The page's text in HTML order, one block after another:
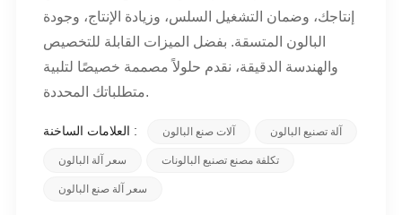
إنتاجك، وضمان التشغيل السلس، وزيادة الإنتاج، وجودة
البالون المتسقة. بفضل الميزات القابلة للتخصيص
والهندسة الدقيقة، نقدم حلولاً مصممة خصيصًا لتلبية
متطلباتك المحددة.
العلامات الساخنة : آلات صنع البالون آلة تصنيع البالون
سعر آلة البالون تكلفة مصنع تصنيع البالونات
سعر آلة صنع البالون